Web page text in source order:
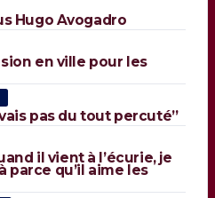
Hugo Avogadro
en ville pour les
pas du tout percuté”
il vient à l’écurie, je
parce qu’il aime les